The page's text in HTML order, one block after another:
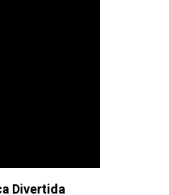
Divertida